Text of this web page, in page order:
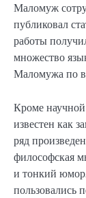
Маломуж
публиковал
работы
множество
Маломужа по
Кроме
известен как
ряд
философская
и тонкий
пользовались